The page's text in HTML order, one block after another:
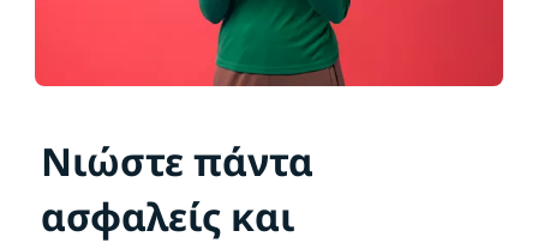
Νιώστε πάντα
ασφαλείς και